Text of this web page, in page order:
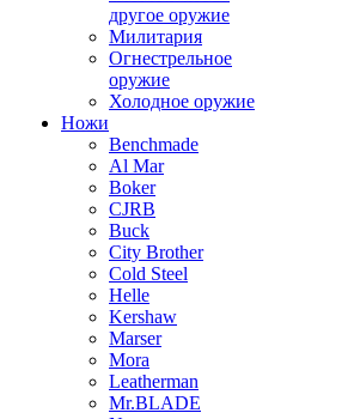
другое оружие
Милитария
Огнестрельное
оружие
Холодное оружие
Ножи
Benchmade
Al Mar
Boker
CJRB
Buck
City Brother
Cold Steel
Helle
Kershaw
Marser
Mora
Leatherman
Mr.BLADE